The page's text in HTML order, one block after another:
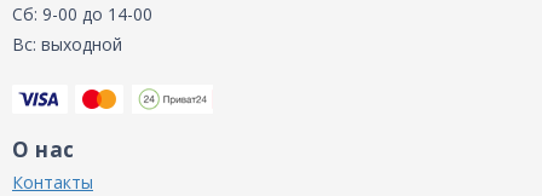
Сб: 9-00 до 14-00
Вс: выходной
О нас
Контакты